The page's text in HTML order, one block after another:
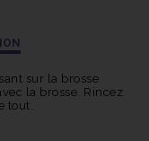
sur la brosse
la brosse. Rincez
tout.